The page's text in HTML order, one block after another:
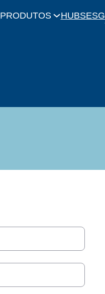
PRODUTOS HUBSESG